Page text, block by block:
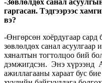
гаргасан. Тэдгээрээс
вэ?
-Өнгөрсөн хоёрдугаар
зөвлөлдөх санал асуулгаар
хяналтын тогтолцоо бий
дэмжигдсэн. Энэ хүрээнд
ажиллагааны хараат бус